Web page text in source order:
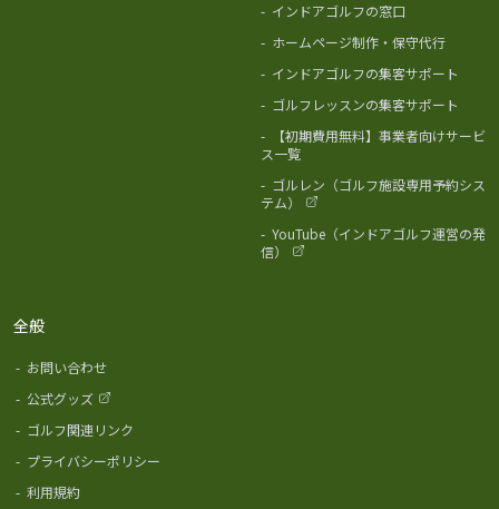
- インドアゴルフの窓口
- ホームページ制作・保守代行
- インドアゴルフの集客サポート
- ゴルフレッスンの集客サポート
-
【初期費用無料】事業者向けサービ
ス一覧
- ゴルレン（ゴルフ施設専用予約シス
テム）
- YouTube（インドアゴルフ運営の発
信）
全般
- お問い合わせ
- 公式グッズ
- ゴルフ関連リンク
- プライバシーポリシー
- 利用規約